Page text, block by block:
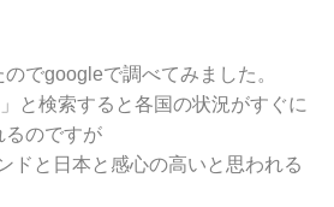
でgoogleで調べてみました。
と検索すると各国の状況がすぐに
るのですが
ドと日本と感心の高いと思われる